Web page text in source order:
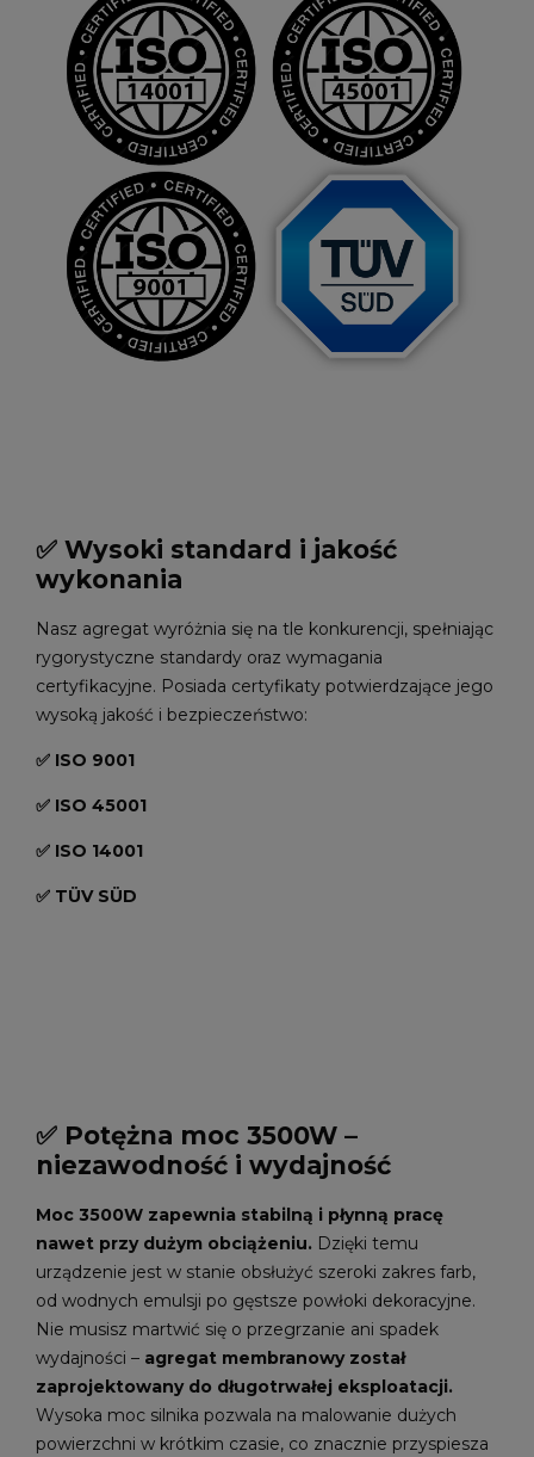
✅ Wysoki standard i jakość
wykonania
Nasz agregat wyróżnia się na tle konkurencji, spełniając
rygorystyczne standardy oraz wymagania
certyfikacyjne. Posiada certyfikaty potwierdzające jego
wysoką jakość i bezpieczeństwo:
✅ ISO 9001
✅ ISO 45001
✅ ISO 14001
✅ TÜV SÜD
✅ Potężna moc 3500W –
niezawodność i wydajność
Moc 3500W zapewnia stabilną i płynną pracę
nawet przy dużym obciążeniu. Dzięki temu
urządzenie jest w stanie obsłużyć szeroki zakres farb,
od wodnych emulsji po gęstsze powłoki dekoracyjne.
Nie musisz martwić się o przegrzanie ani spadek
wydajności – agregat membranowy został
zaprojektowany do długotrwałej eksploatacji.
Wysoka moc silnika pozwala na malowanie dużych
powierzchni w krótkim czasie, co znacznie przyspiesza